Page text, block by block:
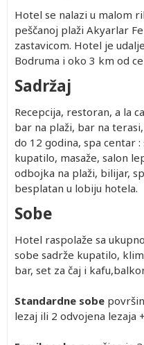
Hotel se nalazi u malom
peščanoj plaži Akyarlar
zastavicom. Hotel je
Bodruma i oko 3 km od
Sadržaj
Recepcija, restoran, a la
bar na plaži, bar na
do 12 godina, spa centar
kupatilo, masaže, salon
odbojka na plaži, bilijar,
besplatan u lobiju hotela.
Sobe
Hotel raspolaže sa
sobe sadrže kupatilo,
bar, set za čaj i
Standardne sobe
lezaj ili 2 odvojena lezaja